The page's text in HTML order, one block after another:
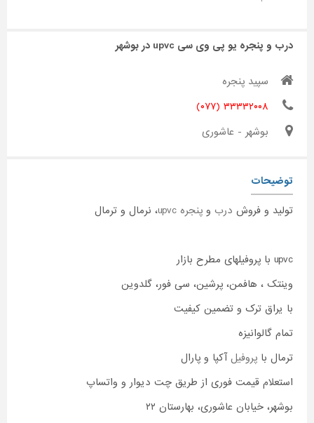
درب و پنجره یو پی وی سی upvc در بوشهر
سپید پنجره
۳۳۳۳۲۰۰۸ (۰۷۷)
بوشهر - عاشوری
توضیحات
تولید و فروش درب و پنجره upvc ، نرمال و ترمال
upvc با پروفیلهای مطرح بازار
وینتک ، هافمن، پرشین، سی فور، گلدوین
با یراق ترک و تضمین کیفیت
تمام گالوانیزه
ترمال با پروفیلآکپا و پارال
استعلام قیمت فوری از طریق چت دیوار و واتساپ
بوشهر، خیابان عاشوری، بهارستان ۲۲